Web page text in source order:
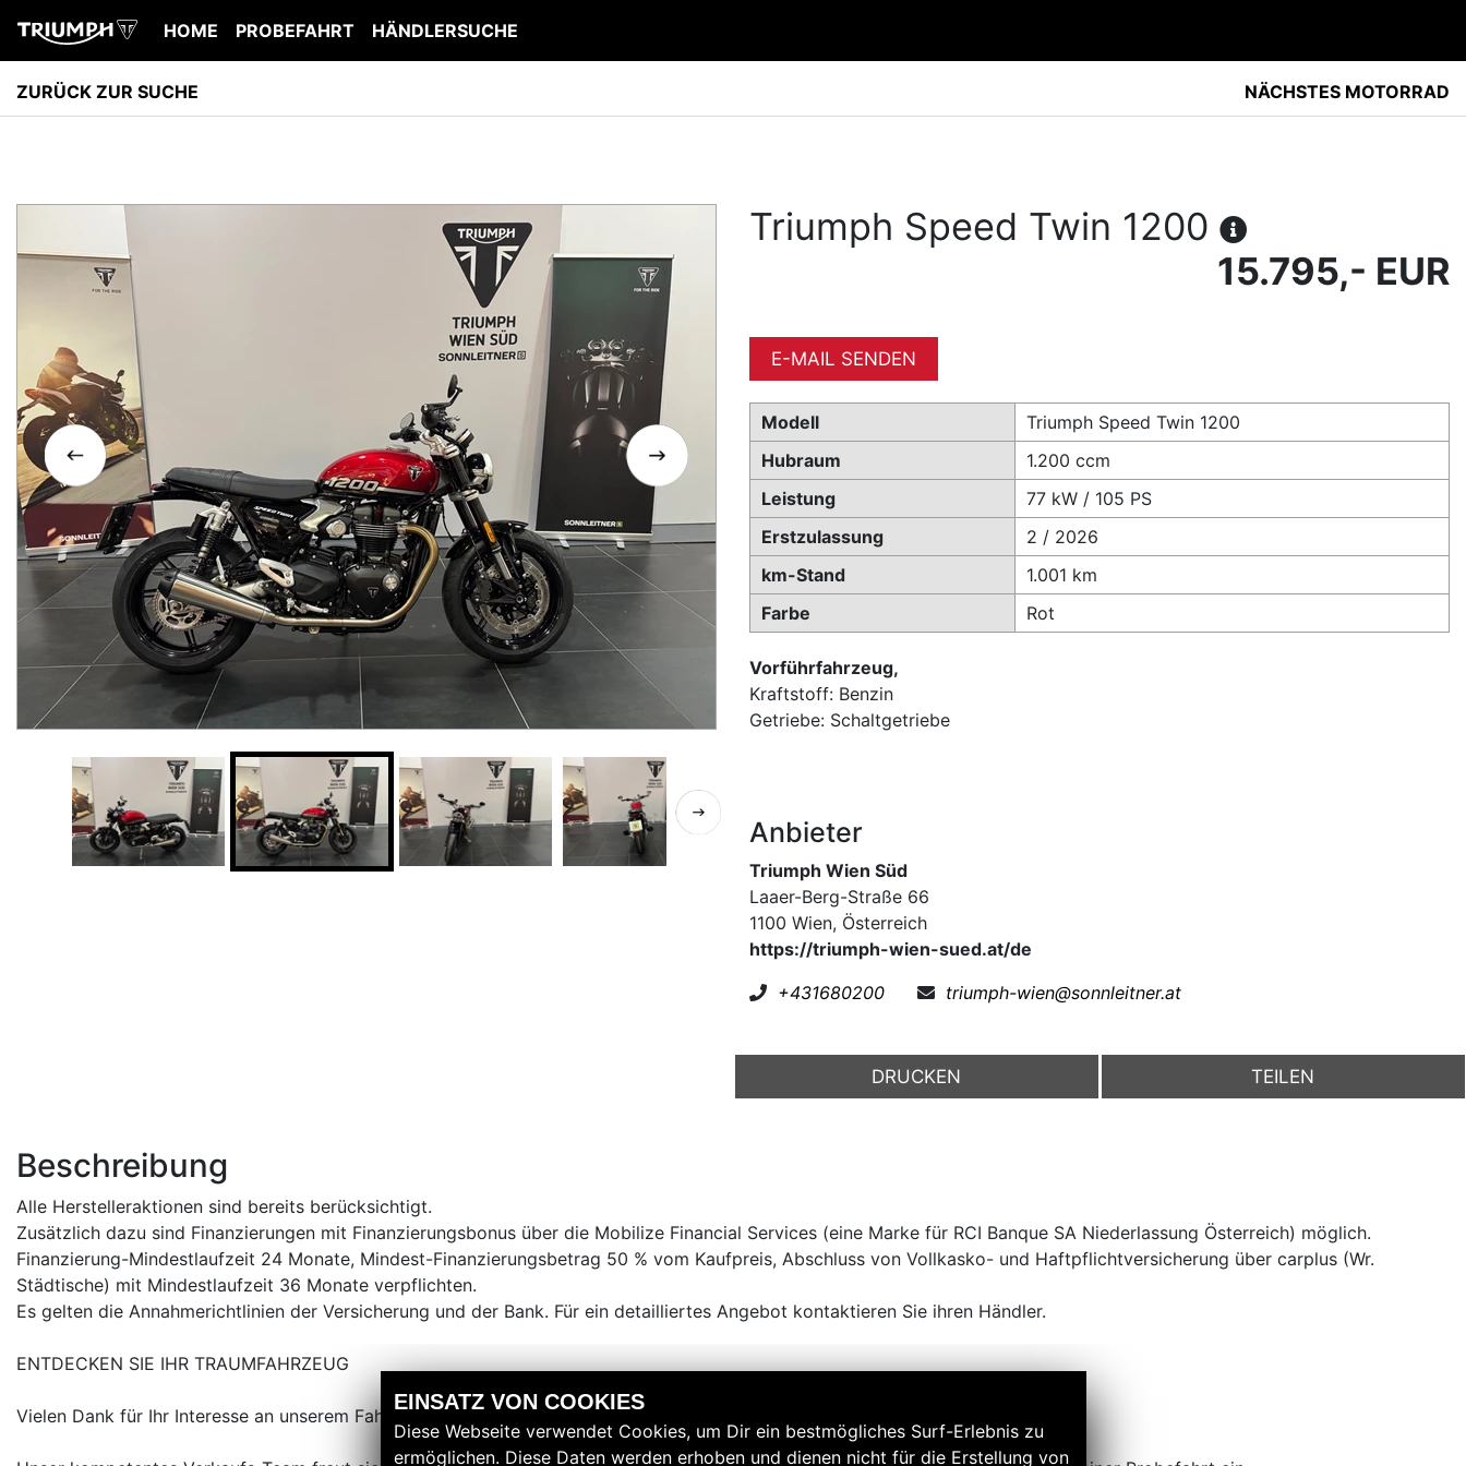
HOME PROBEFAHRT HÄNDLERSUCHE
ZURÜCK ZUR SUCHE NÄCHSTES MOTORRAD
Triumph Speed Twin 1200
15.795,- EUR
E-MAIL SENDEN
Modell
Triumph Speed Twin 1200
Hubraum
1.200 ccm
Leistung
77 kW / 105 PS
Erstzulassung
2 / 2026
km-Stand
1.001 km
Farbe
Rot
Vorführfahrzeug,
Kraftstoff: Benzin
Getriebe: Schaltgetriebe
Anbieter
Triumph Wien Süd
Laaer-Berg-Straße 66
1100 Wien, Österreich
https://triumph-wien-sued.at/de
+431680200
triumph-wien@sonnleitner.at
DRUCKEN TEILEN
Beschreibung
Alle Herstelleraktionen sind bereits berücksichtigt.
Zusätzlich dazu sind Finanzierungen mit Finanzierungsbonus über die Mobilize Financial Services (eine Marke für RCI Banque SA Niederlassung Österreich) möglich.
Finanzierung-Mindestlaufzeit 24 Monate, Mindest-Finanzierungsbetrag 50 % vom Kaufpreis, Abschluss von Vollkasko- und Haftpflichtversicherung über carplus (Wr.
Städtische) mit Mindestlaufzeit 36 Monate verpflichten.
Es gelten die Annahmerichtlinien der Versicherung und der Bank. Für ein detailliertes Angebot kontaktieren Sie ihren Händler.
ENTDECKEN SIE IHR TRAUMFAHRZEUG
Vielen Dank für Ihr Interesse an unserem Fahrzeug.
EINSATZ VON COOKIES
Diese Webseite verwendet Cookies, um Dir ein bestmögliches Surf-Erlebnis zu
ermöglichen. Diese Daten werden erhoben und dienen nicht für die Erstellung von